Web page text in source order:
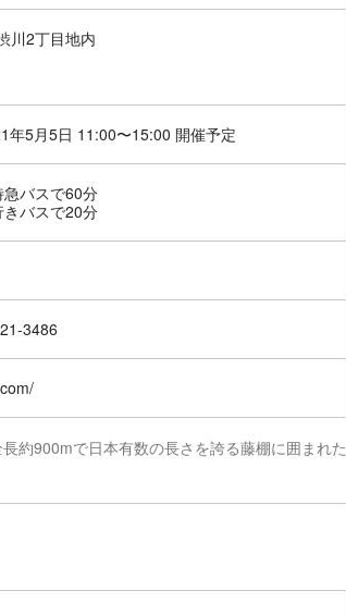
川2丁目地内
年5月5日 11:00〜15:00 開催予定
急バスで60分
きバスで20分
3486
約900mで日本有数の長さを誇る藤棚に囲まれた